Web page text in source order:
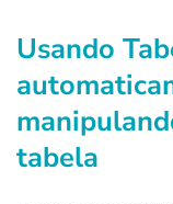
Usando
tabela